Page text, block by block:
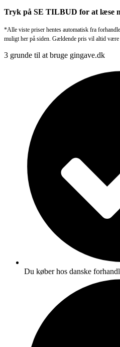
Tryk på SE TILBUD for at læse
*Alle viste priser hentes automatisk fra
muligt her på siden. Gældende pris vil altid være
3 grunde til at bruge gingave.dk
Du køber hos danske